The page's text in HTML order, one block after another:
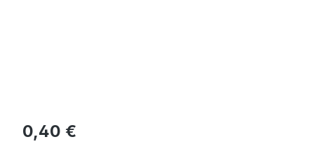
Regulärer Preis:
0,40 €